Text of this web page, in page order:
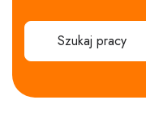
Szukaj pracy